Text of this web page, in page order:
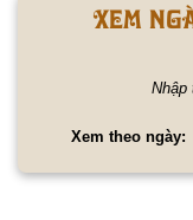
Xem
Nhập
Xem theo ngày: